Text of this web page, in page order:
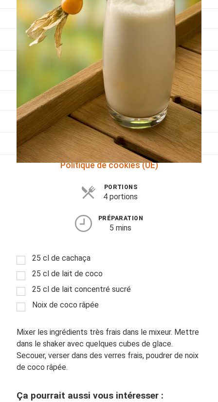
Viandes
Pratique
Mesures conversions
Lexique des différents termes de cuisine
Service du vin
Contact
Mes livres
Politique de cookies (UE)
PORTIONS
4 portions
PRÉPARATION
5 mins
25 cl de cachaça
25 cl de lait de coco
25 cl de lait concentré sucré
Noix de coco râpée
Mixer les ingrédients très frais dans le mixeur. Mettre
dans le shaker avec quelques cubes de glace.
Secouer, verser dans des verres frais, poudrer de noix
de coco râpée.
Ça pourrait aussi vous intéresser :